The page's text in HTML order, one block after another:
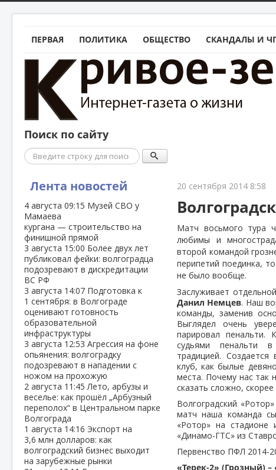
ПЕРВАЯ ПОЛИТИКА ОБЩЕСТВО СКАНДАЛЫ И
Поиск по сайту
Поиск
Лента новостей
4 августа 09:15 Музей СВО у
Мамаева
кургана — строительство на
финишной прямой
3 августа 15:00 Более двух лет
публиковал фейки: волгоградца
подозревают в дискредитации
ВС РФ
3 августа 14:07 Подготовка к
1 сентября: в Волгограде
оценивают готовность
образовательной
инфраструктуры
3 августа 12:53 Агрессия на фоне
опьянения: волгоградку
подозревают в нападении с
ножом на прохожую
2 августа 11:45Лето, арбузы и
веселье: как прошёл „Арбузный
переполох“ в Центральном парке
Волгограда
1 августа 14:16 Экспорт на
3,6 млн долларов: как
волгоградский бизнес выходит
на зарубежные рынки
20 сентября 2014 8:58
Матч восьмого тура
любимы и
второй командой
перипетий поединка,
не было вообще.
Заслуживает
Данил Немцев. Наш
команды, заменив
Выглядел очень
парировал пенальти.
судьями пенальти
традицией.
клуб, как былые
места. Почему нас так
сказать сложно,
Волгоградский
матч наша команда
«Ротор» на
«Динамо-ГТС» из
Первенство ПФЛ 2014-
«Терек-2» (Грозный) –